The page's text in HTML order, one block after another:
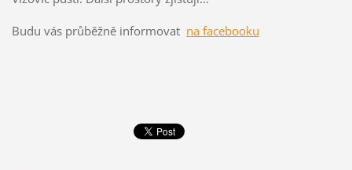
Budu vás průběžně informovat na facebooku